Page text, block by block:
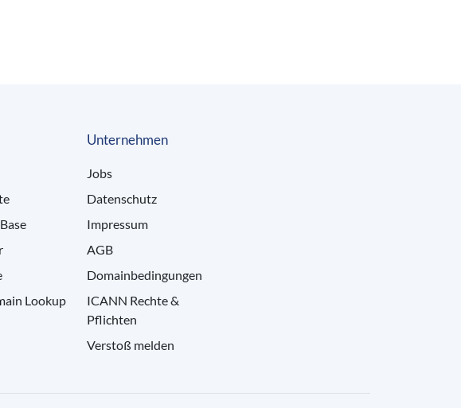
Lookup
Unternehmen
Jobs
Datenschutz
Impressum
AGB
Domainbedingungen
ICANN Rechte &
Pflichten
Verstoß melden